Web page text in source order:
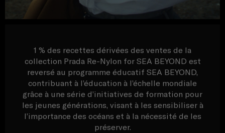
1 % des recettes dérivées des ventes de la
collection Prada Re-Nylon for SEA BEYOND est
reversé au programme éducatif SEA BEYOND,
contribuant à l’éducation à l’échelle mondiale
grâce à une série d’initiatives de formation pour
les jeunes générations, visant à les sensibiliser à
l’importance des océans et à la nécessité de les
préserver.